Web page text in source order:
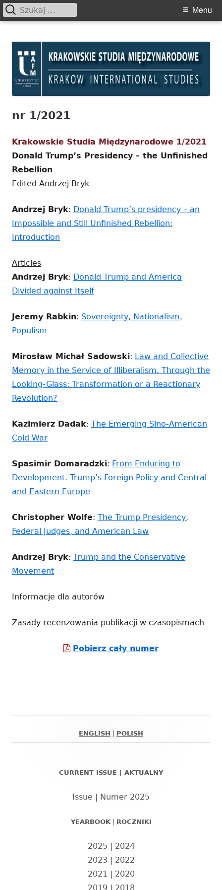
content
Międzynarodowe
Primary
Menu
Szukaj:
nr 1/2021
Krakowskie Studia Międzynarodowe 1/2021
Donald Trump’s Presidency – the Unfinished
Rebellion
Edited Andrzej Bryk
Andrzej Bryk: Donald Trump’s presidency – an
Impossible and Still Unfinished Rebellion:
Introduction
Articles
Andrzej Bryk: Donald Trump and America
Divided against Itself
Jeremy Rabkin: Sovereignty, Nationalism,
Populism
Mirosław Michał Sadowski: Law and Collective
Memory in the Service of Illiberalism. Through the
Looking-Glass: Transformation or a Reactionary
Revolution?
Kazimierz Dadak: The Emerging Sino-American
Cold War
Spasimir Domaradzki: From Enduring to
Development. Trump’s Foreign Policy and Central
and Eastern Europe
Christopher Wolfe: The Trump Presidency,
Federal Judges, and American Law
Andrzej Bryk: Trump and the Conservative
Movement
Informacje dla autorów
Zasady recenzowania publikacji w czasopismach
Pobierz cały numerStrona
ENGLISH POLISH
CURRENT ISSUE | AKTUALNY
Issue | Numer 2025
YEARBOOK| ROCZNIKI
2025 | 2024
2023 | 2022
2021 | 2020
2019 | 2018